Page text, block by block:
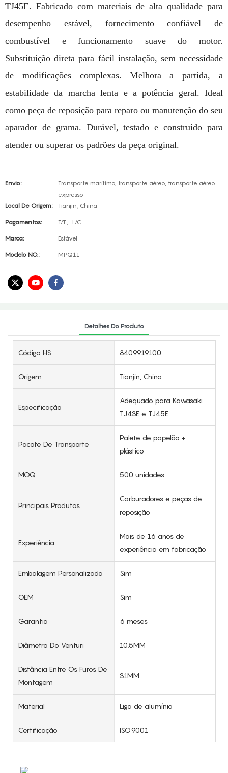
TJ45E. Fabricado com materiais de alta qualidade para
desempenho estável, fornecimento confiável de
combustível e funcionamento suave do motor.
Substituição direta para fácil instalação, sem necessidade
de modificações complexas. Melhora a partida, a
estabilidade da marcha lenta e a potência geral. Ideal
como peça de reposição para reparo ou manutenção do seu
aparador de grama. Durável, testado e construído para
atender ou superar os padrões da peça original.
Envio:
Transporte marítimo, transporte aéreo, transporte aéreo
expresso
Local De Origem:
Tianjin, China
Pagamentos: T/T、L/C
Marca: Estável
Modelo NO.: MPQ11
Detalhes Do Produto
Código HS 8409919100
Origem Tianjin, China
Especificação
Adequado para Kawasaki
TJ43E e TJ45E
Pacote De Transporte
Palete de papelão +
plástico
MOQ 500 unidades
Principais Produtos
Carburadores e peças de
reposição
Experiência
Mais de 16 anos de
experiência em fabricação
Embalagem Personalizada Sim
OEM Sim
Garantia 6 meses
Diâmetro Do Venturi 10.5MM
Distância Entre Os Furos De
Montagem
31MM
Material Liga de alumínio
Certificação ISO9001